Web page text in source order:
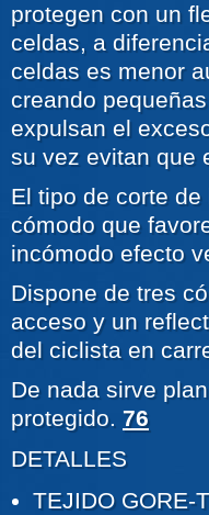
protegen con un
celdas, a
celdas es menor
creando
expulsan el
su vez evitan que
El tipo de corte
cómodo que
incómodo efecto
Dispone de tres
acceso y un
del ciclista en
De nada sirve
protegido. 76
DETALLES
TEJIDO GORE-